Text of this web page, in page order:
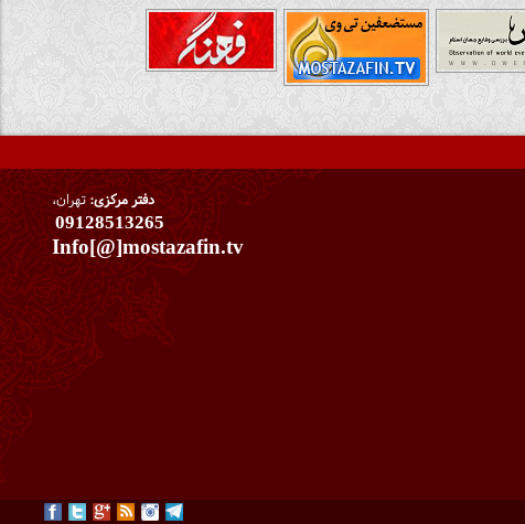
دفتر مرکزی:تهران،
09128513265
Info[@]mostazafin.tv